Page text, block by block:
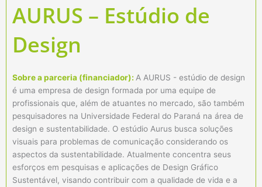
AURUS – Estúdio de
Design
Sobre a parceria (financiador): A AURUS - estúdio de design
é uma empresa de design formada por uma equipe de
profissionais que, além de atuantes no mercado, são também
pesquisadores na Universidade Federal do Paraná na área de
design e sustentabilidade. O estúdio Aurus busca soluções
visuais para problemas de comunicação considerando os
aspectos da sustentabilidade. Atualmente concentra seus
esforços em pesquisas e aplicações de Design Gráfico
Sustentável, visando contribuir com a qualidade de vida e a